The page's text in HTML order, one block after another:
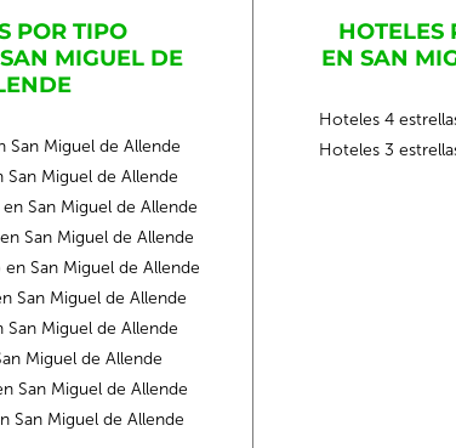
POR TIPO
MIGUEL DE
San Miguel de Allende
San Miguel de Allende
San Miguel de Allende
San Miguel de Allende
San Miguel de Allende
San Miguel de Allende
Miguel de Allende
Miguel de Allende
San Miguel de Allende
San Miguel de Allende
HOTELES
EN SAN
Hoteles 4
Hoteles 3